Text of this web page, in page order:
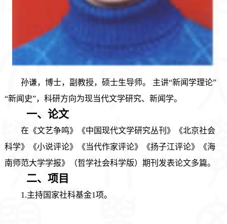
孙谦， 博士，副教授， 硕士生导师。 主讲“新闻学理论”
“新闻史”，科研方向为现当代文学研究、新闻学。
一、论文
在《文艺争鸣》《中国现代文学研究丛刊》《北京社会
科学》《小说评论》《当代作家评论》《扬子江评论》《海
南师范大学学报》（哲学社会科学版）期刊发表论文多篇。
二、项目
1.主持国家社科基金1项。